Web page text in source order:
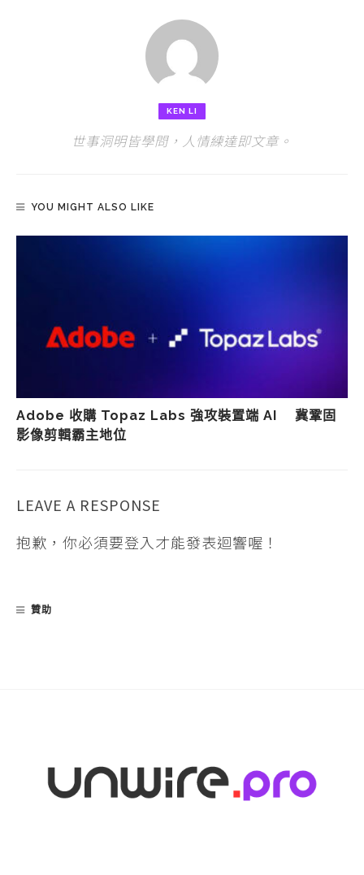
KEN LI
世事洞明皆學問，人情練達即文章。
YOU MIGHT ALSO LIKE
Adobe 收購 Topaz Labs 強攻裝置端 AI 冀鞏固
影像剪輯霸主地位
LEAVE A RESPONSE
抱歉，你必須要登入才能發表迴響喔！
贊助